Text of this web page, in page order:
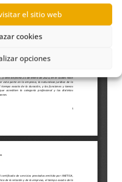
el sitio web
cookies
opciones